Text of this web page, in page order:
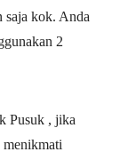
saja kok. Anda
2
Pusuk , jika
menikmati